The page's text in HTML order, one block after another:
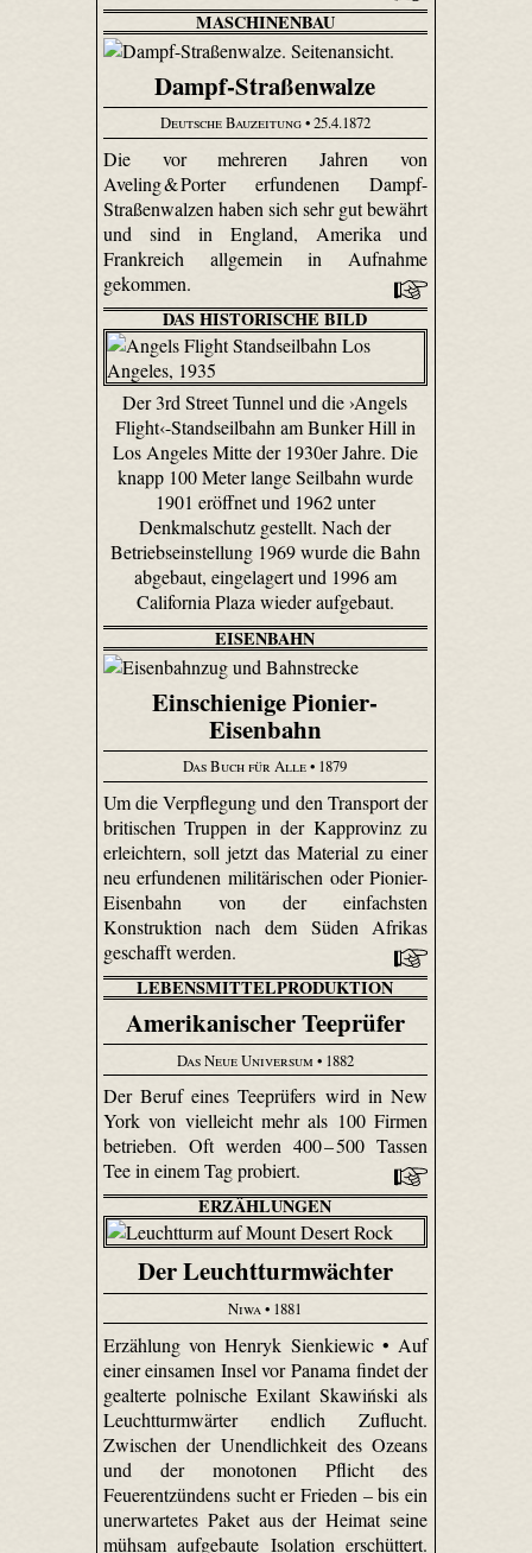
MASCHINENBAU
Dampf-Straßenwalze
Deutsche Bauzeitung• 25.4.1872
Die vor mehreren Jahren von
Aveling & Porter erfundenen Dampf-
Straßenwalzen haben sich sehr gut bewährt
und sind in England, Amerika und
Frankreich allgemein in Aufnahme
gekommen.
DAS HISTORISCHE BILD
Der 3rd Street Tunnel und die ›Angels
Flight‹-Standseilbahn am Bunker Hill in
Los Angeles Mitte der 1930er Jahre. Die
knapp 100 Meter lange Seilbahn wurde
1901 eröffnet und 1962 unter
Denkmalschutz gestellt. Nach der
Betriebseinstellung 1969 wurde die Bahn
abgebaut, eingelagert und 1996 am
California Plaza wieder aufgebaut.
EISENBAHN
Einschienige Pionier-
Eisenbahn
Das Buch für Alle• 1879
Um die Verpflegung und den Transport der
britischen Truppen in der Kapprovinz zu
erleichtern, soll jetzt das Material zu einer
neu erfundenen militärischen oder Pionier-
Eisenbahn von der einfachsten
Konstruktion nach dem Süden Afrikas
geschafft werden.
LEBENSMITTELPRODUKTION
Amerikanischer Teeprüfer
Das Neue Universum • 1882
Der Beruf eines Teeprüfers wird in New
York von vielleicht mehr als 100 Firmen
betrieben. Oft werden 400 – 500 Tassen
Tee in einem Tag probiert.
ERZÄHLUNGEN
Der Leuchtturmwächter
Niwa• 1881
Erzählung von Henryk Sienkiewic • Auf
einer einsamen Insel vor Panama findet der
gealterte polnische Exilant Skawiński als
Leuchtturmwärter endlich Zuflucht.
Zwischen der Unendlichkeit des Ozeans
und der monotonen Pflicht des
Feuerentzündens sucht er Frieden – bis ein
unerwartetes Paket aus der Heimat seine
mühsam aufgebaute Isolation erschüttert.